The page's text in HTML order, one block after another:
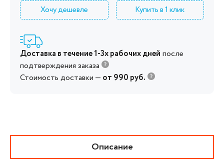
Хочу дешевле Купить в 1 клик
Доставка в течение 1-3х рабочих дней после
подтверждения заказа
Стоимость доставки — от 990 руб.
Описание